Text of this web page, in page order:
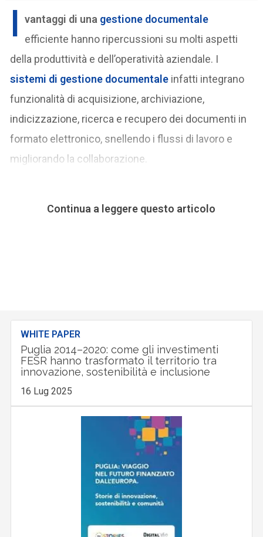
I vantaggi di una gestione documentale
efficiente hanno ripercussioni su molti aspetti
della produttività e dell’operatività aziendale. I
sistemi di gestione documentale infatti integrano
funzionalità di acquisizione, archiviazione,
indicizzazione, ricerca e recupero dei documenti in
formato elettronico, snellendo i flussi di lavoro e
migliorando la collaborazione.
Continua a leggere questo articolo
WHITE PAPER
Puglia 2014–2020: come gli investimenti
FESR hanno trasformato il territorio tra
innovazione, sostenibilità e inclusione
16 Lug 2025